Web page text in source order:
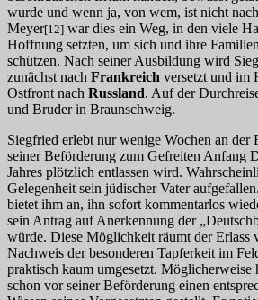
wurde und wenn ja, von wem, ist nicht
Meyer[12] war dies ein Weg, in den viele
Hoffnung setzten, um sich und ihre
schützen. Nach seiner Ausbildung wird
zunächst nach Frankreich versetzt und im
Ostfront nach Russland. Auf der
und Bruder in Braunschweig.
Siegfried erlebt nur wenige Wochen an der
seiner Beförderung zum Gefreiten Anfang
Jahres plötzlich entlassen wird.
Gelegenheit sein jüdischer Vater
bietet ihm an, ihn sofort kommentarlos
sein Antrag auf Anerkennung der
würde. Diese Möglichkeit räumt der Erlass
Nachweis der besonderen Tapferkeit im
praktisch kaum umgesetzt. Möglicherweise
schon vor seiner Beförderung einen